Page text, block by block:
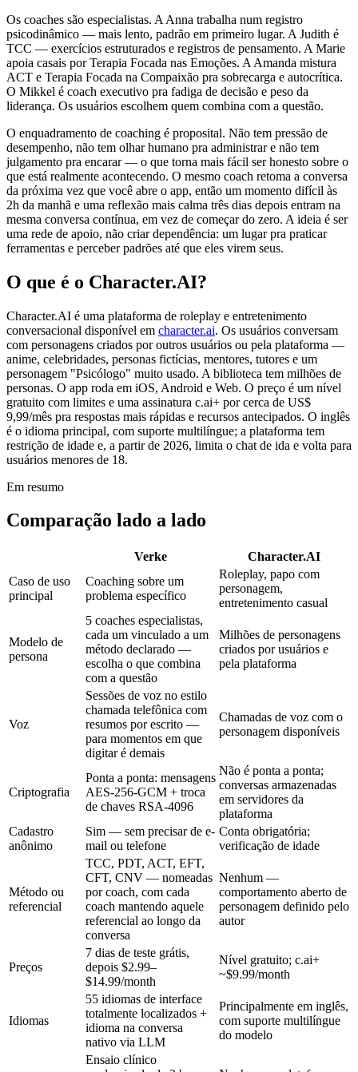
Os coaches são especialistas. A Anna trabalha num registro
psicodinâmico — mais lento, padrão em primeiro lugar. A Judith é
TCC — exercícios estruturados e registros de pensamento. A Marie
apoia casais por Terapia Focada nas Emoções. A Amanda mistura
ACT e Terapia Focada na Compaixão pra sobrecarga e autocrítica.
O Mikkel é coach executivo pra fadiga de decisão e peso da
liderança. Os usuários escolhem quem combina com a questão.
O enquadramento de coaching é proposital. Não tem pressão de
desempenho, não tem olhar humano pra administrar e não tem
julgamento pra encarar — o que torna mais fácil ser honesto sobre o
que está realmente acontecendo. O mesmo coach retoma a conversa
da próxima vez que você abre o app, então um momento difícil às
2h da manhã e uma reflexão mais calma três dias depois entram na
mesma conversa contínua, em vez de começar do zero. A ideia é ser
uma rede de apoio, não criar dependência: um lugar pra praticar
ferramentas e perceber padrões até que eles virem seus.
O que é o Character.AI?
Character.AI é uma plataforma de roleplay e entretenimento
conversacional disponível em character.ai. Os usuários conversam
com personagens criados por outros usuários ou pela plataforma —
anime, celebridades, personas fictícias, mentores, tutores e um
personagem "Psicólogo" muito usado. A biblioteca tem milhões de
personas. O app roda em iOS, Android e Web. O preço é um nível
gratuito com limites e uma assinatura c.ai+ por cerca de US$
9,99/mês pra respostas mais rápidas e recursos antecipados. O inglês
é o idioma principal, com suporte multilíngue; a plataforma tem
restrição de idade e, a partir de 2026, limita o chat de ida e volta para
usuários menores de 18.
Em resumo
Comparação lado a lado
Verke
Character.AI
Caso de uso
principal
Coaching sobre um
problema específico
Roleplay, papo com
personagem,
entretenimento casual
Modelo de
persona
5 coaches especialistas,
cada um vinculado a um
método declarado —
escolha o que combina
com a questão
Milhões de personagens
criados por usuários e
pela plataforma
Voz
Sessões de voz no estilo
chamada telefônica com
resumos por escrito —
para momentos em que
digitar é demais
Chamadas de voz com o
personagem disponíveis
Criptografia
Ponta a ponta: mensagens
AES-256-GCM + troca
de chaves RSA-4096
Não é ponta a ponta;
conversas armazenadas
em servidores da
plataforma
Cadastro
anônimo
Sim — sem precisar de e-
mail ou telefone
Conta obrigatória;
verificação de idade
Método ou
referencial
TCC, PDT, ACT, EFT,
CFT, CNV — nomeadas
por coach, com cada
coach mantendo aquele
referencial ao longo da
conversa
Nenhum —
comportamento aberto de
personagem definido pelo
autor
Preços
7 dias de teste grátis,
depois $2.99–
$14.99/month
Nível gratuito; c.ai+
~$9.99/month
Idiomas
55 idiomas de interface
totalmente localizados +
idioma na conversa
nativo via LLM
Principalmente em inglês,
com suporte multilíngue
do modelo
Ensaio clínico